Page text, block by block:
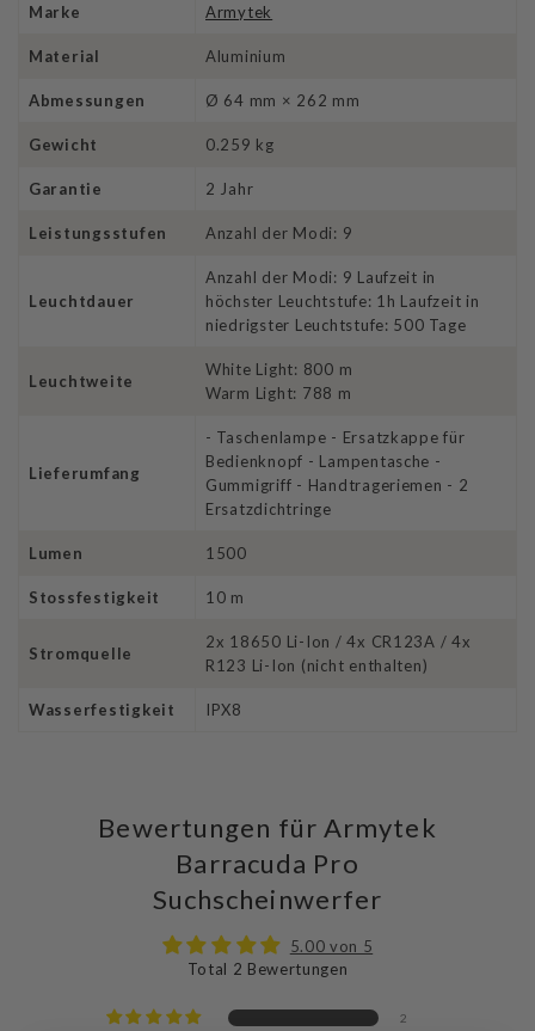
Marke Armytek
Material Aluminium
Abmessungen Ø 64 mm × 262 mm
Gewicht 0.259 kg
Garantie 2 Jahr
Leistungsstufen Anzahl der Modi: 9
Leuchtdauer
Anzahl der Modi: 9 Laufzeit in
höchster Leuchtstufe: 1h Laufzeit in
niedrigster Leuchtstufe: 500 Tage
Leuchtweite
White Light: 800 m
Warm Light: 788 m
Lieferumfang
- Taschenlampe - Ersatzkappe für
Bedienknopf - Lampentasche -
Gummigriff - Handtrageriemen - 2
Ersatzdichtringe
Lumen 1500
Stossfestigkeit 10 m
Stromquelle
2x 18650 Li-Ion / 4x CR123A / 4x
R123 Li-Ion (nicht enthalten)
Wasserfestigkeit IPX8
Bewertungen für Armytek
Barracuda Pro
Suchscheinwerfer
5.00 von 5
Total 2 Bewertungen
2